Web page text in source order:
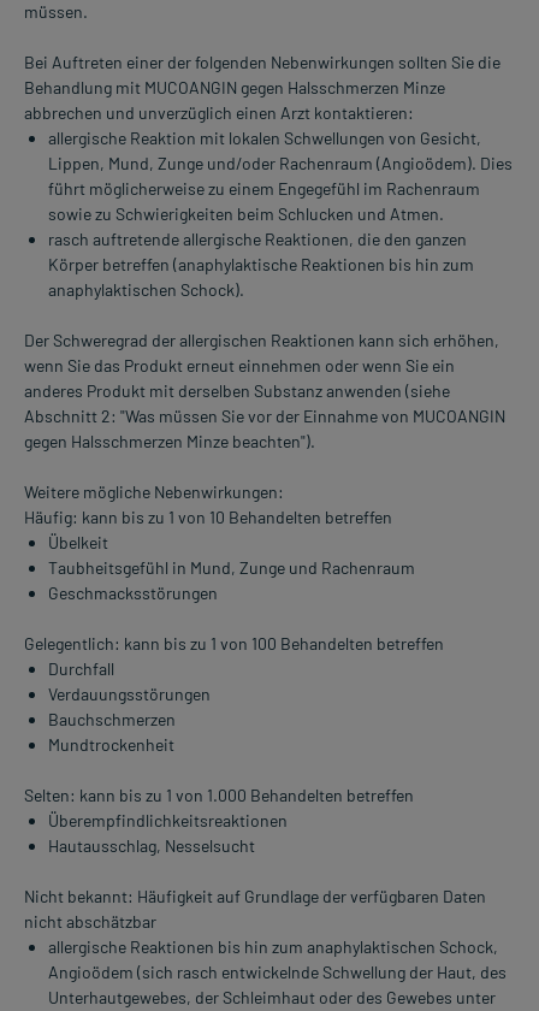
müssen.
Bei Auftreten einer der folgenden Nebenwirkungen sollten Sie die
Behandlung mit MUCOANGIN gegen Halsschmerzen Minze
abbrechen und unverzüglich einen Arzt kontaktieren:
allergische Reaktion mit lokalen Schwellungen von Gesicht,
Lippen, Mund, Zunge und/oder Rachenraum (Angioödem). Dies
führt möglicherweise zu einem Engegefühl im Rachenraum
sowie zu Schwierigkeiten beim Schlucken und Atmen.
rasch auftretende allergische Reaktionen, die den ganzen
Körper betreffen (anaphylaktische Reaktionen bis hin zum
anaphylaktischen Schock).
Der Schweregrad der allergischen Reaktionen kann sich erhöhen,
wenn Sie das Produkt erneut einnehmen oder wenn Sie ein
anderes Produkt mit derselben Substanz anwenden (siehe
Abschnitt 2: "Was müssen Sie vor der Einnahme von MUCOANGIN
gegen Halsschmerzen Minze beachten").
Weitere mögliche Nebenwirkungen:
Häufig: kann bis zu 1 von 10 Behandelten betreffen
Übelkeit
Taubheitsgefühl in Mund, Zunge und Rachenraum
Geschmacksstörungen
Gelegentlich: kann bis zu 1 von 100 Behandelten betreffen
Durchfall
Verdauungsstörungen
Bauchschmerzen
Mundtrockenheit
Selten: kann bis zu 1 von 1.000 Behandelten betreffen
Überempfindlichkeitsreaktionen
Hautausschlag, Nesselsucht
Nicht bekannt: Häufigkeit auf Grundlage der verfügbaren Daten
nicht abschätzbar
allergische Reaktionen bis hin zum anaphylaktischen Schock,
Angioödem (sich rasch entwickelnde Schwellung der Haut, des
Unterhautgewebes, der Schleimhaut oder des Gewebes unter